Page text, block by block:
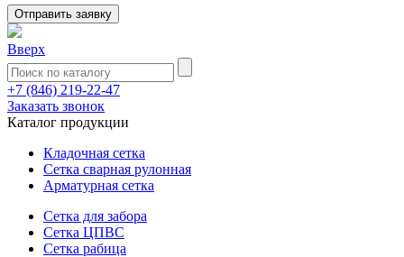
Вверх
+7 (846) 219-22-47
Заказать звонок
Каталог продукции
Кладочная сетка
Cетка сварная рулонная
Арматурная сетка
Сетка для забора
Сетка ЦПВС
Сетка рабица